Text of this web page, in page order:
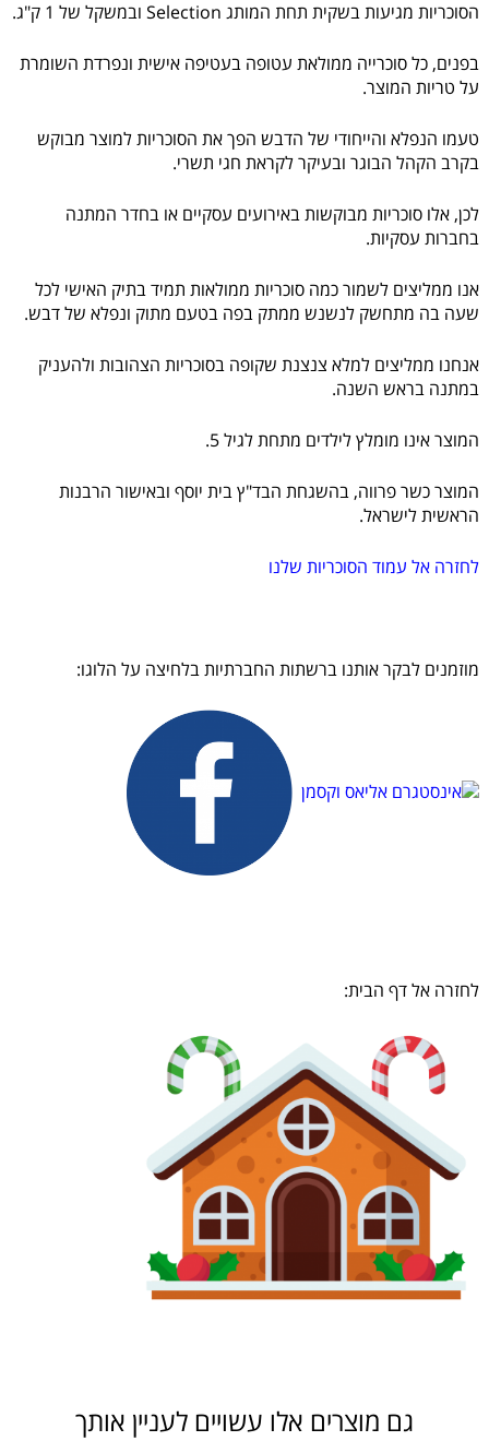
הסוכריות מגיעות בשקית תחת המותג Selection ובמשקל של 1 ק"ג.
בפנים, כל סוכרייה ממולאת עטופה בעטיפה אישית ונפרדת השומרת
על טריות המוצר.
טעמו הנפלא והייחודי של הדבש הפך את הסוכריות למוצר מבוקש
בקרב הקהל הבוגר ובעיקר לקראת חגי תשרי.
לכן, אלו סוכריות מבוקשות באירועים עסקיים או בחדר המתנה
בחברות עסקיות.
אנו ממליצים לשמור כמה סוכריות ממולאות תמיד בתיק האישי לכל
שעה בה מתחשק לנשנש ממתק בפה בטעם מתוק ונפלא של דבש.
אנחנו ממליצים למלא צנצנת שקופה בסוכריות הצהובות ולהעניק
במתנה בראש השנה.
המוצר אינו מומלץ לילדים מתחת לגיל 5.
המוצר כשר פרווה, בהשגחת הבד"ץ בית יוסף ובאישור הרבנות
הראשית לישראל.
לחזרה אל עמוד הסוכריות שלנו
מוזמנים לבקר אותנו ברשתות החברתיות בלחיצה על הלוגו:
לחזרה אל דף הבית:
גם מוצרים אלו עשויים לעניין אותך